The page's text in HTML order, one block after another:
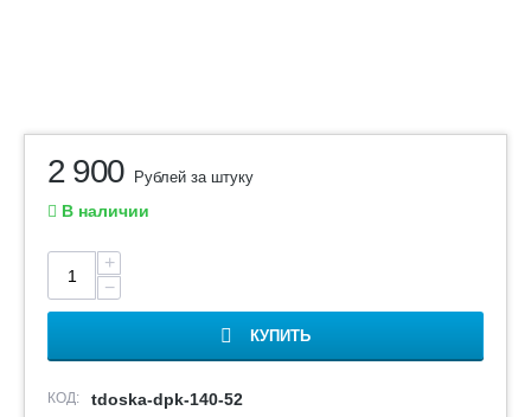
2 900 Рублей за штуку
В наличии
+
−
КУПИТЬ
КОД: tdoska-dpk-140-52